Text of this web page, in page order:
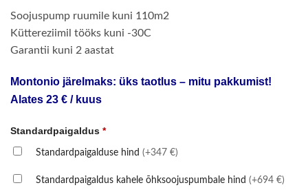
oli:
1300 €.
is:
1070 €.
Soojuspump ruumile kuni 110m2
Küttereziimil tööks kuni -30C
Garantii kuni 2 aastat
Montonio järelmaks: üks taotlus – mitu pakkumist!
Alates 23 € / kuus
Standardpaigaldus *
Standardpaigalduse hind (+347 €)
Standardpaigaldus kahele õhksoojuspumbale hind (+694 €)